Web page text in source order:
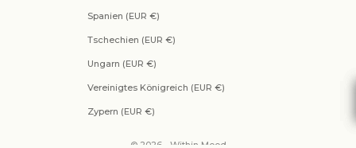
Spanien (EUR €)
Tschechien (EUR €)
Ungarn (EUR €)
Vereinigtes Königreich (EUR €)
Zypern (EUR €)
© 2026 - Within Mood